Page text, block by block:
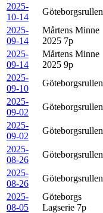
2025-
10-14
Göteborgsrullen
2025-
09-14
Mårtens Minne
2025 7p
2025-
09-14
Mårtens Minne
2025 9p
2025-
09-10
Göteborgsrullen
2025-
09-02
Göteborgsrullen
2025-
09-02
Göteborgsrullen
2025-
08-26
Göteborgsrullen
2025-
08-26
Göteborgsrullen
2025-
08-05
Göteborgs
Lagserie 7p